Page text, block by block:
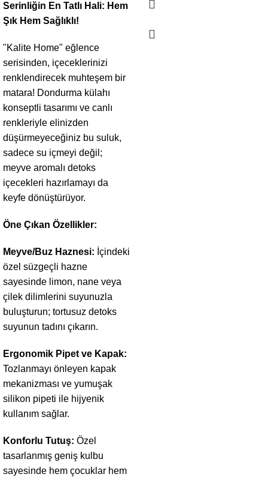
Serinliğin En Tatlı Hali: Hem
Şık Hem Sağlıklı!
"Kalite Home" eğlence
serisinden, içeceklerinizi
renklendirecek muhteşem bir
matara! Dondurma külahı
konseptli tasarımı ve canlı
renkleriyle elinizden
düşürmeyeceğiniz bu suluk,
sadece su içmeyi değil;
meyve aromalı detoks
içecekleri hazırlamayı da
keyfe dönüştürüyor.
Öne Çıkan Özellikler:
Meyve/Buz Haznesi: İçindeki
özel süzgeçli hazne
sayesinde limon, nane veya
çilek dilimlerini suyunuzla
buluşturun; tortusuz detoks
suyunun tadını çıkarın.
Ergonomik Pipet ve Kapak:
Tozlanmayı önleyen kapak
mekanizması ve yumuşak
silikon pipeti ile hijyenik
kullanım sağlar.
Konforlu Tutuş: Özel
tasarlanmış geniş kulbu
sayesinde hem çocuklar hem